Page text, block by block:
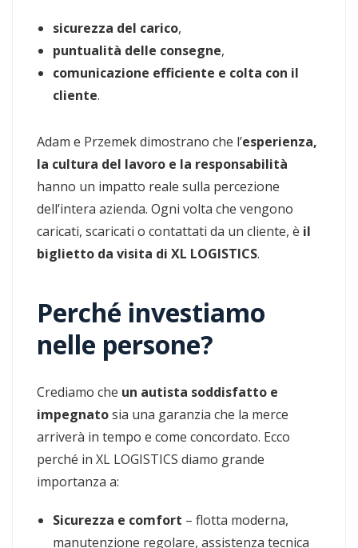
sicurezza del carico,
puntualità delle consegne,
comunicazione efficiente e colta con il
cliente.
Adam e Przemek dimostrano che l’esperienza,
la cultura del lavoro e la responsabilità
hanno un impatto reale sulla percezione
dell’intera azienda. Ogni volta che vengono
caricati, scaricati o contattati da un cliente, è il
biglietto da visita di XL LOGISTICS.
Perché investiamo
nelle persone?
Crediamo che un autista soddisfatto e
impegnatosia una garanzia che la merce
arriverà in tempo e come concordato. Ecco
perché in XL LOGISTICS diamo grande
importanza a:
Sicurezza e comfort – flotta moderna,
manutenzione regolare, assistenza tecnica